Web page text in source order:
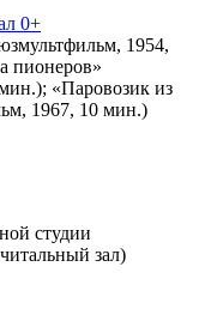
0+
1954,
пионеров»
«Паровозик из
1967, 10 мин.)
студии
зал)